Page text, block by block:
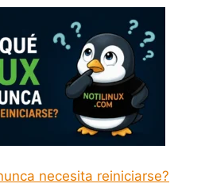
necesita reiniciarse?